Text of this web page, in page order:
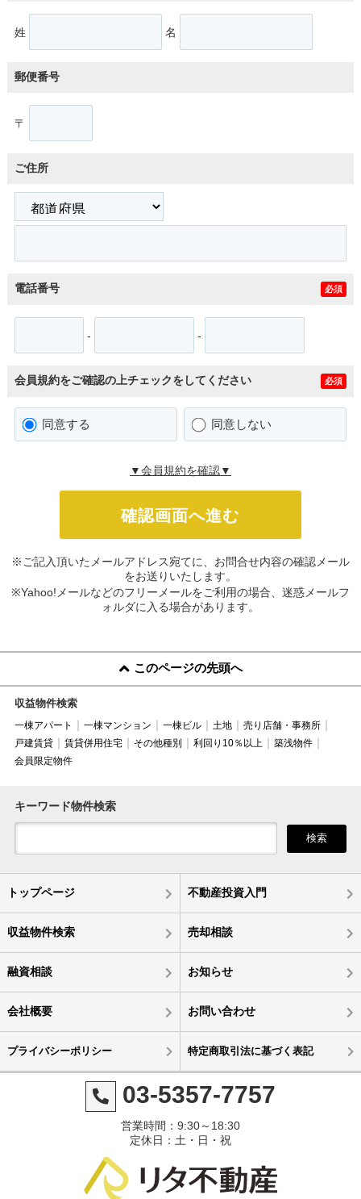
姓 名
郵便番号
〒
ご住所
電話番号 必須
- -
会員規約をご確認の上チェックをしてください 必須
同意する 同意しない
▼会員規約を確認▼
※ご記入頂いたメールアドレス宛てに、お問合せ内容の確認メール
をお送りいたします。
※Yahoo!メールなどのフリーメールをご利用の場合、迷惑メールフ
ォルダに入る場合があります。
このページの先頭へ
収益物件検索
一棟アパート 一棟マンション 一棟ビル 土地
売り店舗・事務所
戸建賃貸
賃貸併用住宅 その他種別 利回り10％以上
築浅物件
会員限定物件
キーワード物件検索
検索
トップページ 不動産投資入門
収益物件検索 売却相談
融資相談 お知らせ
会社概要 お問い合わせ
プライバシーポリシー 特定商取引法に基づく表記
03-5357-7757
営業時間：9:30～18:30
定休日：土・日・祝